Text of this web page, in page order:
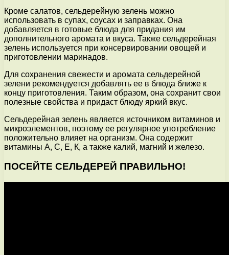
Кроме салатов, сельдерейную зелень можно
использовать в супах, соусах и заправках. Она
добавляется в готовые блюда для придания им
дополнительного аромата и вкуса. Также сельдерейная
зелень используется при консервировании овощей и
приготовлении маринадов.
Для сохранения свежести и аромата сельдерейной
зелени рекомендуется добавлять ее в блюда ближе к
концу приготовления. Таким образом, она сохранит свои
полезные свойства и придаст блюду яркий вкус.
Сельдерейная зелень является источником витаминов и
микроэлементов, поэтому ее регулярное употребление
положительно влияет на организм. Она содержит
витамины А, С, Е, К, а также калий, магний и железо.
ПОСЕЙТЕ СЕЛЬДЕРЕЙ ПРАВИЛЬНО!